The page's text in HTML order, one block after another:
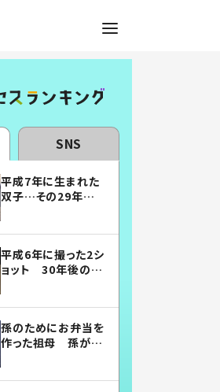
SNS
平成7年に生まれた
双子…その29年後
平成6年に撮った2シ
ョット 30年後の姿
孫のためにお弁当を
作った祖母 孫が絶